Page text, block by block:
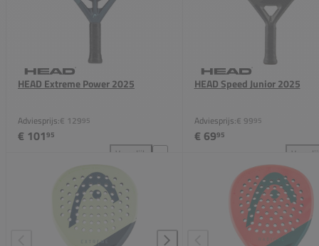
HEAD Extreme Power 2025
Adviesprijs:€ 12995
€ 10195
Vergelijk
HEAD Extreme Power 2025 toevoegen aan
HEAD Speed Junior 2025
Adviesprijs:€ 9995
€ 6995